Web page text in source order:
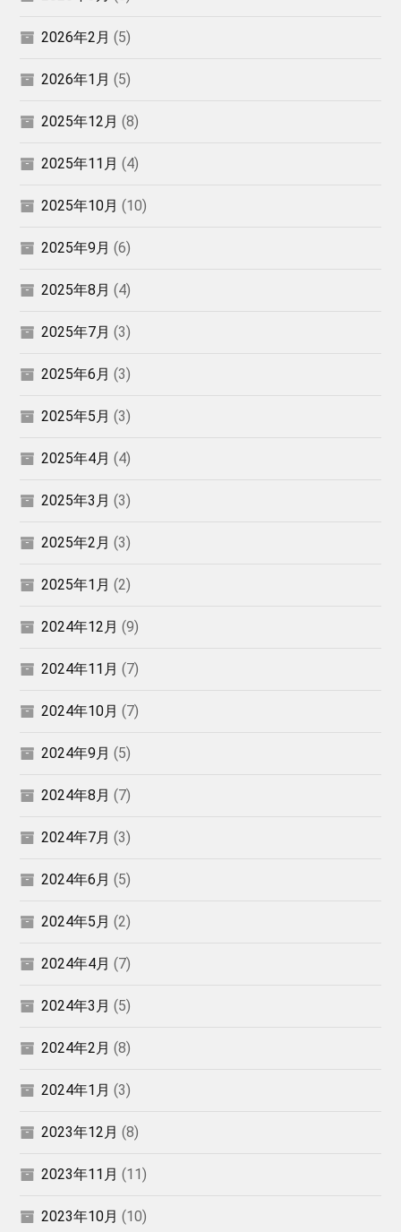
2026年2月 (5)
2026年1月 (5)
2025年12月 (8)
2025年11月 (4)
2025年10月 (10)
2025年9月 (6)
2025年8月 (4)
2025年7月 (3)
2025年6月 (3)
2025年5月 (3)
2025年4月 (4)
2025年3月 (3)
2025年2月 (3)
2025年1月 (2)
2024年12月 (9)
2024年11月 (7)
2024年10月 (7)
2024年9月 (5)
2024年8月 (7)
2024年7月 (3)
2024年6月 (5)
2024年5月 (2)
2024年4月 (7)
2024年3月 (5)
2024年2月 (8)
2024年1月 (3)
2023年12月 (8)
2023年11月 (11)
2023年10月 (10)